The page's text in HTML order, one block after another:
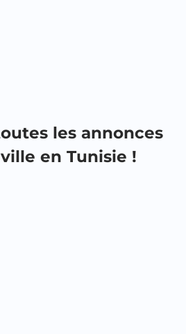
les annonces
en Tunisie !